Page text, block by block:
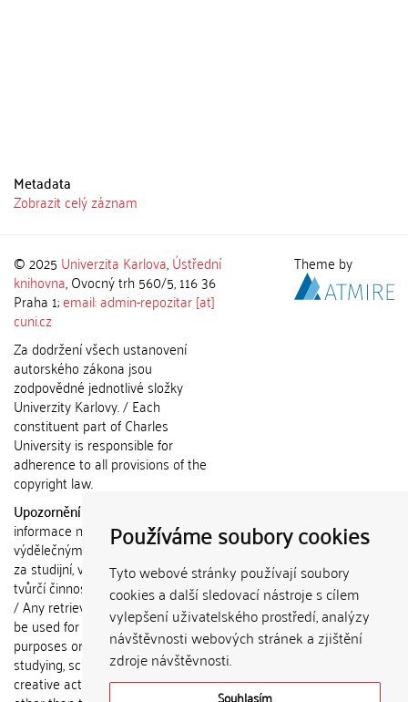
Používáme soubory cookies
Tyto webové stránky používají soubory
cookies a další sledovací nástroje s cílem
vylepšení uživatelského prostředí, analýzy
návštěvnosti webových stránek a zjištění
zdroje návštěvnosti.
Souhlasím
Metadata
Zobrazit celý záznam
© 2025 Univerzita Karlova,Ústřední
knihovna, Ovocný trh 560/5, 116 36
Praha 1;email: admin-repozitar [at]
cuni.cz
Za dodržení všech ustanovení
autorského zákona jsou
zodpovědné jednotlivé složky
Univerzity Karlovy. / Each
constituent part of Charles
University is responsible for
adherence to all provisions of the
copyright law.
Upozornění / Notice:
informace nemohou být použity k
výdělečným účelům nebo vydávány
za studijní, vědeckou nebo jinou
tvůrčí činnost jiné osoby než autora.
/ Any retrieved information shall not
be used for any commercial
purposes or claimed as results of
studying, scientific or any other
creative activities of any person
Theme by